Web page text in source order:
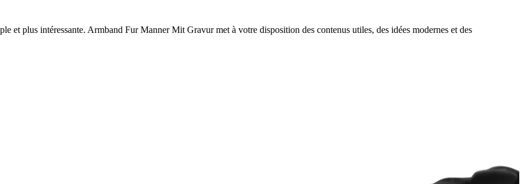
et plus intéressante. Armband Fur Manner Mit Gravur met à votre disposition des contenus utiles, des idées modernes et des